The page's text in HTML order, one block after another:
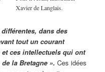
Xavier de Langlais.
dans des
tout un courant
ces intellectuels qui ont
la Bretagne ».Ces idées